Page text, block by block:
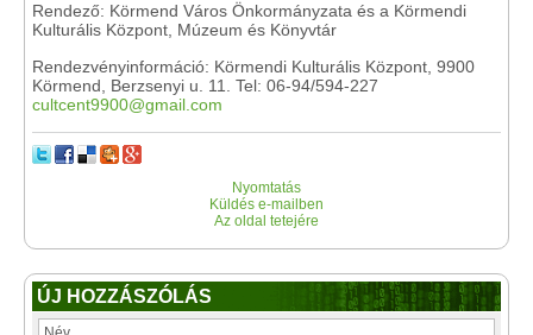
Rendező: Körmend Város Önkormányzata és a Körmendi
Kulturális Központ, Múzeum és Könyvtár
Rendezvényinformáció: Körmendi Kulturális Központ, 9900
Körmend, Berzsenyi u. 11. Tel: 06-94/594-227
cultcent9900@gmail.com
Nyomtatás
Küldés e-mailben
Az oldal tetejére
ÚJ HOZZÁSZÓLÁS